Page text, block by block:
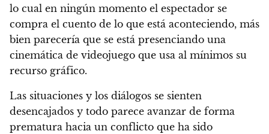
lo cual en ningún momento el espectador se
compra el cuento de lo que está aconteciendo, más
bien parecería que se está presenciando una
cinemática de videojuego que usa al mínimos su
recurso gráfico.
Las situaciones y los diálogos se sienten
desencajados y todo parece avanzar de forma
prematura hacia un conflicto que ha sido